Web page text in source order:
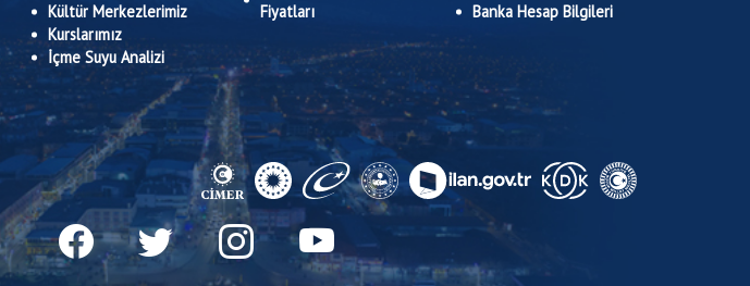
Kültür Merkezlerimiz
Kurslarımız
İçme Suyu Analizi
Fiyatları
Banka Hesap Bilgileri